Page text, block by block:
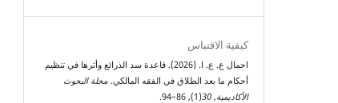
كيفية الاقتباس
اجمال ع. ع. ا. (2026). قاعدة سد الذرائع وأثرها في تنظيم
أحكام ما بعد الطلاق في الفقه المالكي.مجلة البحوث
الأكاديمية,
30
(1), 86–94.